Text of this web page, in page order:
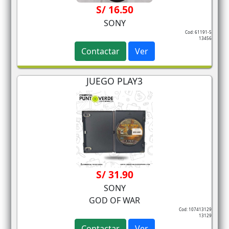
S/ 16.50
SONY
Cod: 61191-5
13456
Contactar Ver
JUEGO PLAY3
S/ 31.90
SONY
GOD OF WAR
Cod: 107413129
13129